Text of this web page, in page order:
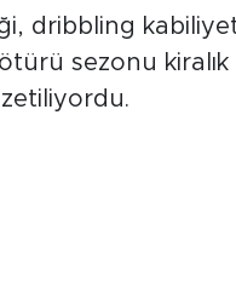
dribbling
sezonu